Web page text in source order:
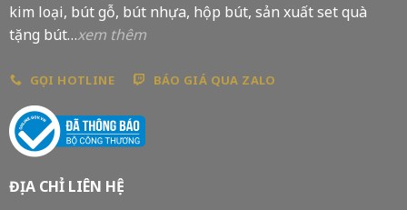
kim loại, bút gỗ, bút nhựa, hộp bút, sản xuất set quà
tặng bút…xem thêm
GỌI HOTLINE BÁO GIÁ QUA ZALO
ĐỊA CHỈ LIÊN HỆ